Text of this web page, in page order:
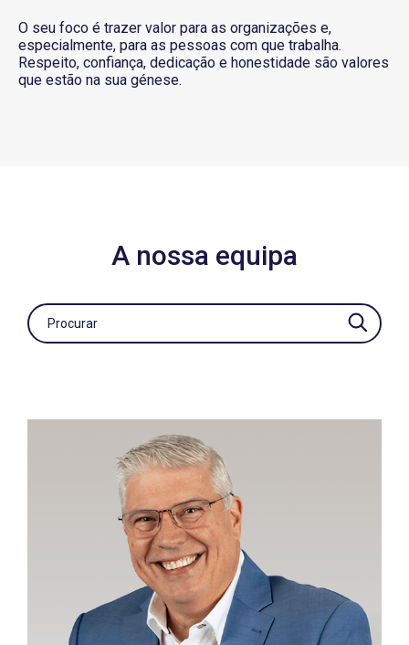
O seu foco é trazer valor para as organizações e,
especialmente, para as pessoas com que trabalha.
Respeito, confiança, dedicação e honestidade são valores
que estão na sua génese.
A nossa equipa